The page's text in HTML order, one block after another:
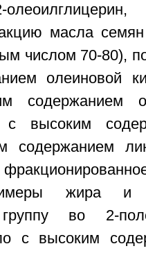
олеоилглицерин,
масла
числом 70-80),
олеиновой
содержанием
с высоким
содержанием
жира и
во 2-
с высоким